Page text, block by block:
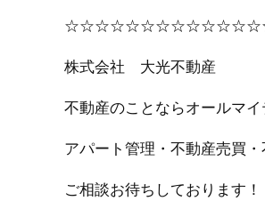
株式会社 大光不動産
不動産のことならオールマイ
アパート管理・不動産売買
ご相談お待ちしております！